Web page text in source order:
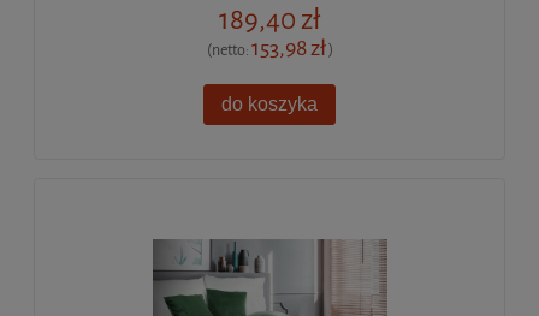
189,40 zł
(netto:153,98 zł)
do koszyka